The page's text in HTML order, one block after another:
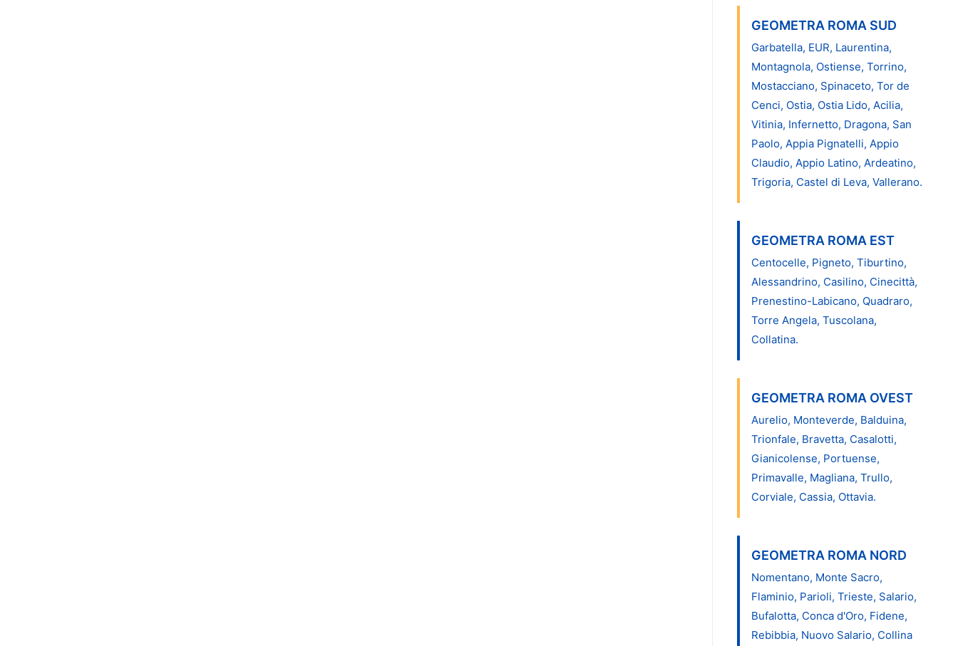
GEOMETRA ROMA SUD
Garbatella, EUR, Laurentina,
Montagnola, Ostiense, Torrino,
Mostacciano, Spinaceto, Tor de
Cenci, Ostia, Ostia Lido, Acilia,
Vitinia, Infernetto, Dragona, San
Paolo, Appia Pignatelli, Appio
Claudio, Appio Latino, Ardeatino,
Trigoria, Castel di Leva, Vallerano.
GEOMETRA ROMA EST
Centocelle, Pigneto, Tiburtino,
Alessandrino, Casilino, Cinecittà,
Prenestino-Labicano, Quadraro,
Torre Angela, Tuscolana,
Collatina.
GEOMETRA ROMA OVEST
Aurelio, Monteverde, Balduina,
Trionfale, Bravetta, Casalotti,
Gianicolense, Portuense,
Primavalle, Magliana, Trullo,
Corviale, Cassia, Ottavia.
GEOMETRA ROMA NORD
Nomentano, Monte Sacro,
Flaminio, Parioli, Trieste, Salario,
Bufalotta, Conca d'Oro, Fidene,
Rebibbia, Nuovo Salario, Collina